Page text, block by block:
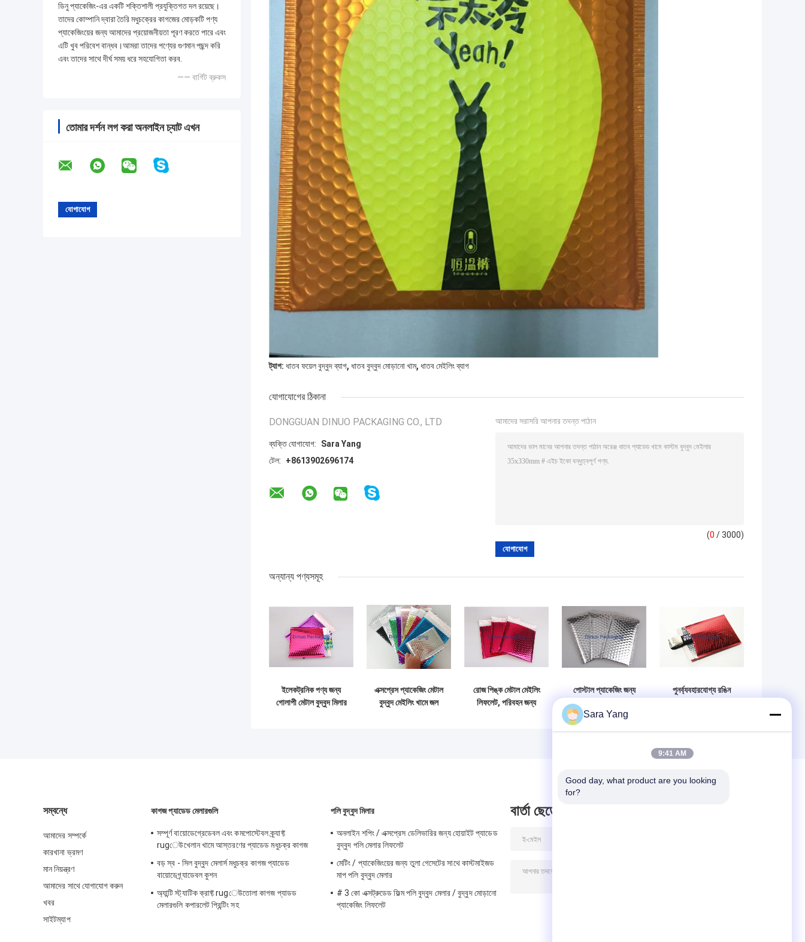
ডিনু প্যাকেজিং-এর একটি শক্তিশালী প্রযুক্তিগত দল রয়েছে।
তাদের কোম্পানি দ্বারা তৈরি মধুচক্রের কাগজের মোড়কটি পণ্য
প্যাকেজিংয়ের জন্য আমাদের প্রয়োজনীয়তা পূরণ করতে পারে এবং
এটি খুব পরিবেশ বান্ধব।আমরা তাদের পণ্যের গুণমান পছন্দ করি
এবং তাদের সাথে দীর্ঘ সময় ধরে সহযোগিতা করব.
—— বার্গিট ব্রুকস
তোমার দর্শন লগ করা অনলাইন চ্যাট এখন
ট্যাগ: ধাতব ফয়েল বুদ্বুদ ব্যাগ, ধাতব বুদ্বুদ মোড়ানো খাম, ধাতব মেইলিং ব্যাগ
যোগাযোগের ঠিকানা
DONGGUAN DINUO PACKAGING CO., LTD
ব্যক্তি যোগাযোগ:
Sara Yang
টেল:
+8613902696174
আমাদের সরাসরি আপনার তদন্ত পাঠান
(0 / 3000)
অন্যান্য পণ্যসমূহ
ইলেকট্রনিক পণ্য জন্য
গোলাপী মেটাল বুদ্বুদ মিলার
এক্সপ্রেস প্যাকেজিং মেটাল
বুদ্বুদ মেইলিং খামে জল
রোজ পিঙ্ক মেটাল মেইলিং
লিফলেট, পরিবহন জন্য
পোস্টাল প্যাকেজিং জন্য
অ্যালুমিনিয়াম ফয়েল ধাতব
বুদ্বুদ মিলার সিলভার রঙ
পুনর্ব্যবহারযোগ্য রঙিন
সম্বন্ধে
আমাদের সম্পর্কে
কারখানা ভ্রমণ
মান নিয়ন্ত্রণ
আমাদের সাথে যোগাযোগ করুন
খবর
সাইটম্যাপ
কাগজ প্যাডেড মেলারগুলি
সম্পূর্ণ বায়োডেগ্রেডেবল এবং কমপোস্টেবল ক্র্যাফ্ট
rugেউখেলান খামে আস্তরণের প্যাডেড মধুচক্র কাগজ
বড় স্ব - সিল বুদ্বুদ মেলার্স মধুচক্র কাগজ প্যাডেড
বায়োডেগ্র্যাডেবল কুশন
অ্যান্টি স্ট্যাটিক ক্রাফ্ট rugেউতোলা কাগজ প্যাডড
মেলারগুলি কপারলেট প্রিন্টিং সহ
পলি বুদ্বুদ মিলার
অনলাইন শপিং / এক্সপ্রেস ডেলিভারির জন্য হোয়াইট প্যাডেড
বুদ্বুদ পলি মেলার লিফলেট
মেটিং / প্যাকেজিংয়ের জন্য তুলা গেসেটের সাথে কাস্টমাইজড
মাপ পলি বুদ্বুদ মেলার
# 3 কো এক্সট্রুডেড ফিল্ম পলি বুদ্বুদ মেলার / বুদ্বুদ মোড়ানো
প্যাকেজিং লিফলেট
বার্তা ছেড়ে
Sara Yang
9:41 AM
Good day, what product are you looking
for?